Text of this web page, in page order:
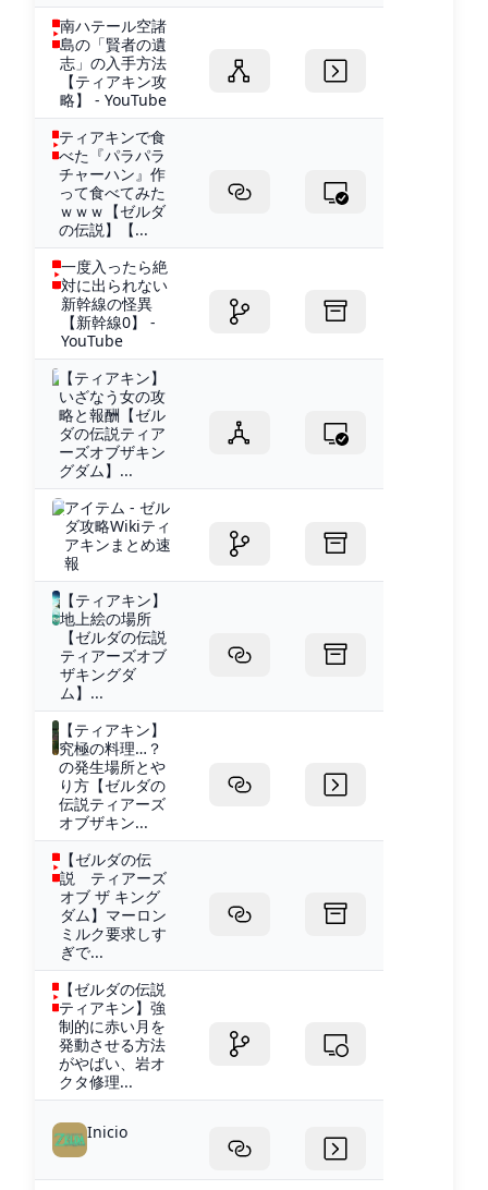
南ハテール空諸
島の「賢者の遺
志」の入手方法
【ティアキン攻
略】 - YouTube
ティアキンで食
べた『パラパラ
チャーハン』作
って食べてみた
ｗｗｗ【ゼルダ
の伝説】【...
一度入ったら絶
対に出られない
新幹線の怪異
【新幹線0】 -
YouTube
【ティアキン】
いざなう女の攻
略と報酬【ゼル
ダの伝説ティア
ーズオブザキン
グダム】...
アイテム - ゼル
ダ攻略Wikiティ
アキンまとめ速
報
【ティアキン】
地上絵の場所
【ゼルダの伝説
ティアーズオブ
ザキングダ
ム】...
【ティアキン】
究極の料理…？
の発生場所とや
り方【ゼルダの
伝説ティアーズ
オブザキン...
【ゼルダの伝
説 ティアーズ
オブ ザ キング
ダム】マーロン
ミルク要求しす
ぎで...
【ゼルダの伝説
ティアキン】強
制的に赤い月を
発動させる方法
がやばい、岩オ
クタ修理...
Inicio